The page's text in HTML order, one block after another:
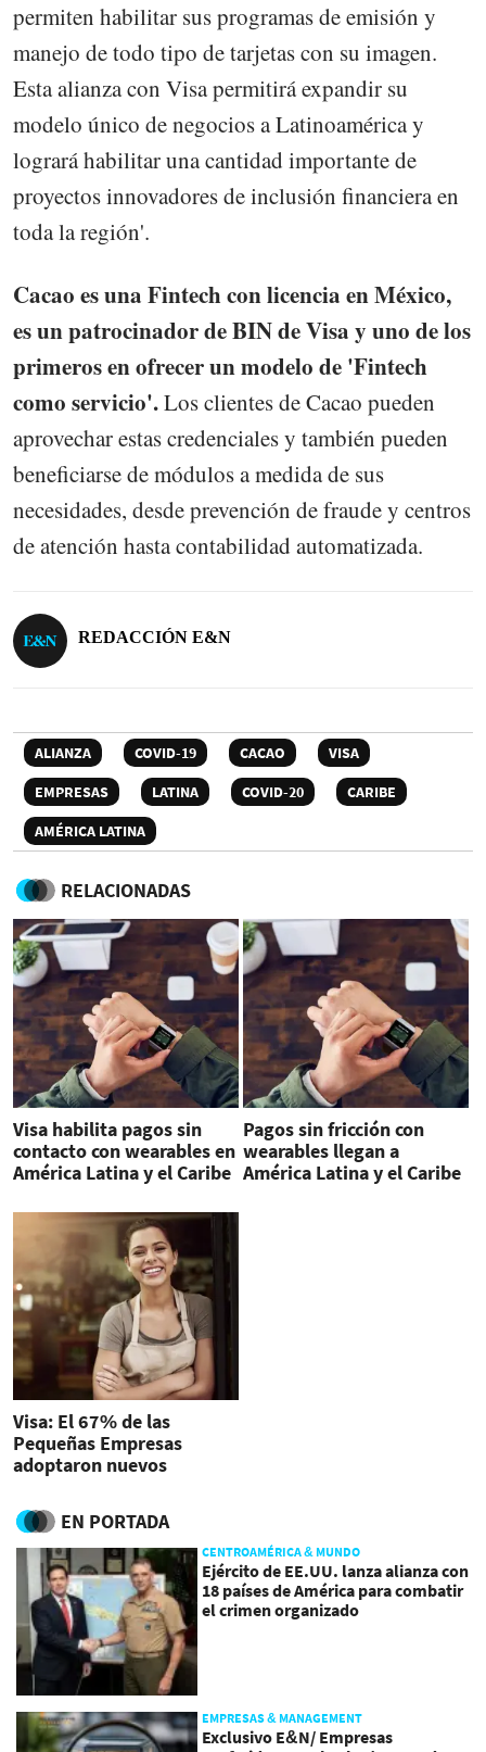
permiten habilitar sus programas de emisión y
manejo de todo tipo de tarjetas con su imagen.
Esta alianza con Visa permitirá expandir su
modelo único de negocios a Latinoamérica y
logrará habilitar una cantidad importante de
proyectos innovadores de inclusión financiera en
toda la región'.
Cacao es una Fintech con licencia en México,
es un patrocinador de BIN de Visa y uno de los
primeros en ofrecer un modelo de 'Fintech
como servicio'.Los clientes de Cacao pueden
aprovechar estas credenciales y también pueden
beneficiarse de módulos a medida de sus
necesidades, desde prevención de fraude y centros
de atención hasta contabilidad automatizada.
REDACCIÓN E&N
ALIANZA COVID-19 CACAO
VISA
EMPRESAS
LATINA COVID-20
CARIBE
AMÉRICA LATINA
RELACIONADAS
Visa habilita pagos sin
contacto con wearables en
América Latina y el Caribe
Pagos sin fricción con
wearables llegan a
América Latina y el Caribe
Visa: El 67% de las
Pequeñas Empresas
adoptaron nuevos
COVID-19
EN PORTADA
CENTROAMÉRICA & MUNDO
Ejército de EE.UU. lanza alianza con
18 países de América para combatir
el crimen organizado
EMPRESAS & MANAGEMENT
Exclusivo E&N/ Empresas